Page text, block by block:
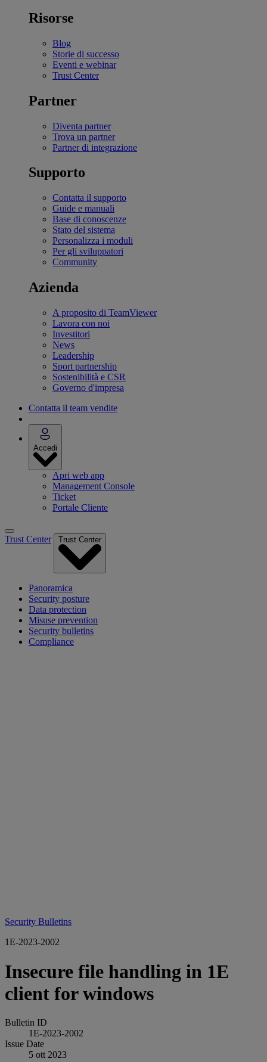
Risorse
Blog
Storie di successo
Eventi e webinar
Trust Center
Partner
Diventa partner
Trova un partner
Partner di integrazione
Supporto
Contatta il supporto
Guide e manuali
Base di conoscenze
Stato del sistema
Personalizza i moduli
Per gli sviluppatori
Community
Azienda
A proposito di TeamViewer
Lavora con noi
Investitori
News
Leadership
Sport partnership
Sostenibilità e CSR
Governo d'impresa
Contatta il team vendite
Accedi
Apri web app
Management Console
Ticket
Portale Cliente
Trust Center Trust Center
Panoramica
Security posture
Data protection
Misuse prevention
Security bulletins
Compliance
Security Bulletins
1E-2023-2002
Insecure file handling in 1E
client for windows
Bulletin ID
1E-2023-2002
Issue Date
5 ott 2023